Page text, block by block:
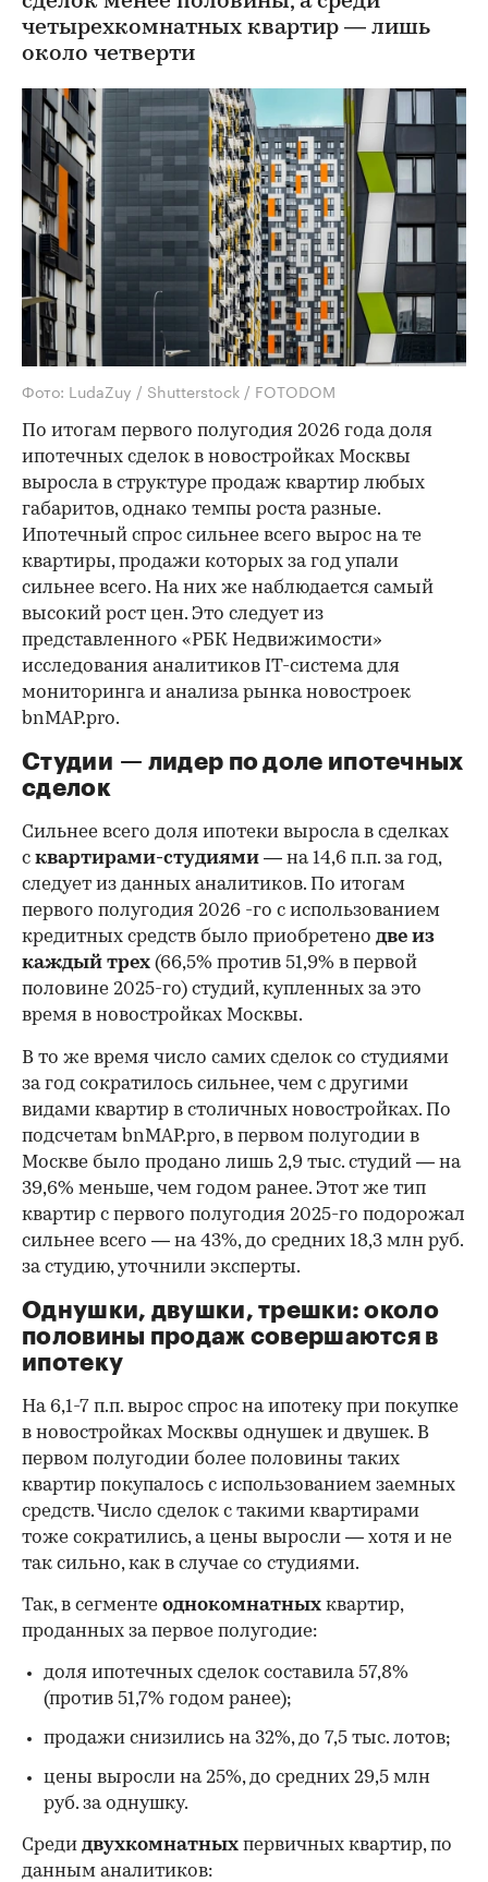
четырехкомнатных квартир — лишь
около четверти
Фото: LudaZuy / Shutterstock / FOTODOM
По итогам первого полугодия 2026 года доля
ипотечных сделок в новостройках Москвы
выросла в структуре продаж квартир любых
габаритов, однако темпы роста разные.
Ипотечный спрос сильнее всего вырос на те
квартиры, продажи которых за год упали
сильнее всего. На них же наблюдается самый
высокий рост цен. Это следует из
представленного «РБК Недвижимости»
исследования аналитиков IT-система для
мониторинга и анализа рынка новостроек
bnMAP.pro.
Студии — лидер по доле ипотечных
сделок
Сильнее всего доля ипотеки выросла в сделках
с квартирами-студиями — на 14,6 п.п. за год,
следует из данных аналитиков. По итогам
первого полугодия 2026 -го с использованием
кредитных средств было приобретено две из
каждый трех (66,5% против 51,9% в первой
половине 2025-го) студий, купленных за это
время в новостройках Москвы.
00:00 / 00:00
В то же время число самих сделок со студиями
за год сократилось сильнее, чем с другими
видами квартир в столичных новостройках. По
подсчетам bnMAP.pro, в первом полугодии в
Москве было продано лишь 2,9 тыс. студий — на
39,6% меньше, чем годом ранее. Этот же тип
квартир с первого полугодия 2025-го подорожал
сильнее всего — на 43%, до средних 18,3 млн руб.
за студию, уточнили эксперты.
Однушки, двушки, трешки: около
половины продаж совершаются в
ипотеку
На 6,1-7 п.п. вырос спрос на ипотеку при покупке
в новостройках Москвы однушек и двушек. В
первом полугодии более половины таких
квартир покупалось с использованием заемных
средств. Число сделок с такими квартирами
тоже сократились, а цены выросли — хотя и не
так сильно, как в случае со студиями.
Так, в сегменте однокомнатных квартир,
проданных за первое полугодие:
доля ипотечных сделок составила 57,8%
(против 51,7% годом ранее);
продажи снизились на 32%, до 7,5 тыс. лотов;
цены выросли на 25%, до средних 29,5 млн
руб. за однушку.
Среди двухкомнатных первичных квартир, по
данным аналитиков: